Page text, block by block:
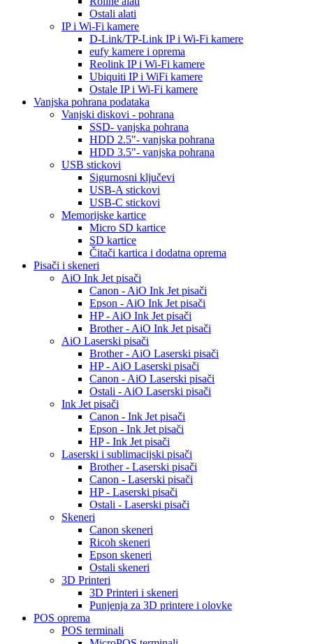
Ostali alati
IP i Wi-Fi kamere
D-Link/TP-Link IP i Wi-Fi kamere
eufy kamere i oprema
Reolink IP i Wi-Fi kamere
Ubiquiti IP i WiFi kamere
Ostale IP i Wi-Fi kamere
Vanjska pohrana podataka
Vanjski diskovi - pohrana
SSD- vanjska pohrana
HDD 2.5"- vanjska pohrana
HDD 3.5"- vanjska pohrana
USB stickovi
Sigurnosni ključevi
USB-A stickovi
USB-C stickovi
Memorijske kartice
Micro SD kartice
SD kartice
Čitači kartica i dodatna oprema
Pisači i skeneri
AiO Ink Jet pisači
Canon - AiO Ink Jet pisači
Epson - AiO Ink Jet pisači
HP - AiO Ink Jet pisači
Brother - AiO Ink Jet pisači
AiO Laserski pisači
Brother - AiO Laserski pisači
HP - AiO Laserski pisači
Canon - AiO Laserski pisači
Ostali - AiO Laserski pisači
Ink Jet pisači
Canon - Ink Jet pisači
Epson - Ink Jet pisači
HP - Ink Jet pisači
Laserski i sublimacijski pisači
Brother - Laserski pisači
Canon - Laserski pisači
HP - Laserski pisači
Ostali - Laserski pisači
Skeneri
Canon skeneri
Ricoh skeneri
Epson skeneri
Ostali skeneri
3D Printeri
3D Printeri i skeneri
Punjenja za 3D printere i olovke
POS oprema
POS terminali